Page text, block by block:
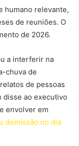
humano relevante,
de reuniões. O
de 2026.
a interferir na
chuva de
de pessoas
disse ao executivo
envolver em
demissão no dia